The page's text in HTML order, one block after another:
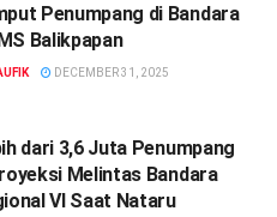
Penumpang di Bandara
Balikpapan
DECEMBER 31, 2025
dari 3,6 Juta Penumpang
Melintas Bandara
VI Saat Nataru